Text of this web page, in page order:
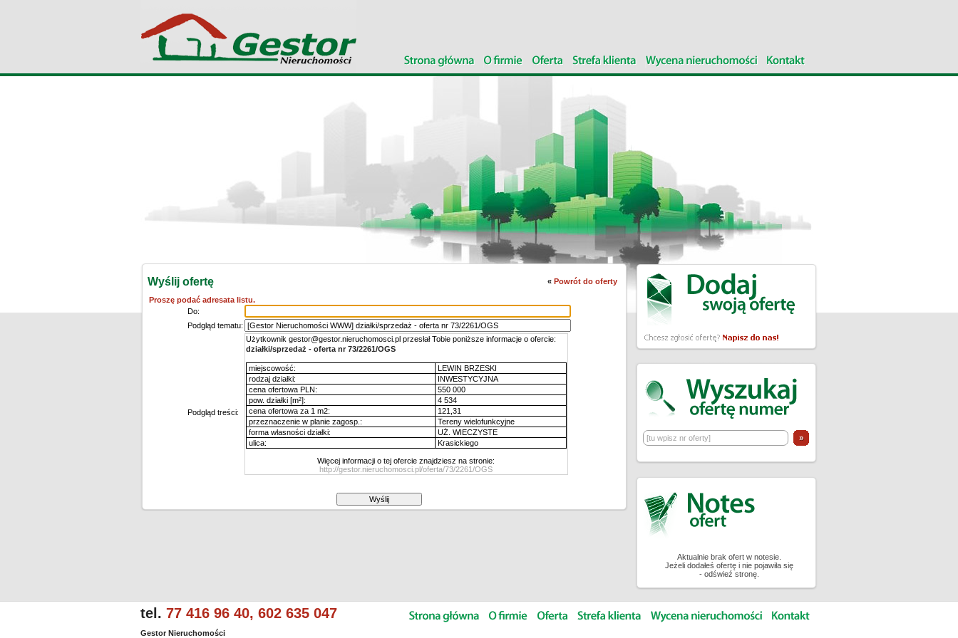
Aktualnie brak ofert w notesie.
Jeżeli dodałeś ofertę i nie pojawiła się
- odświeź stronę.
Wyślij ofertę « Powrót do oferty
Proszę podać adresata listu.
Do:
Podgląd tematu:
Podgląd treści:
Użytkownik gestor@gestor.nieruchomosci.pl przesłał Tobie poniższe informacje o ofercie:
działki/sprzedaż - oferta nr 73/2261/OGS
miejscowość:
LEWIN BRZESKI
rodzaj działki:
INWESTYCYJNA
cena ofertowa PLN:
550 000
pow. działki [m²]:
4 534
cena ofertowa za 1 m2:
121,31
przeznaczenie w planie zagosp.:
Tereny wielofunkcyjne
forma własności działki:
UŻ. WIECZYSTE
ulica:
Krasickiego
Więcej informacji o tej ofercie znajdziesz na stronie:
http://gestor.nieruchomosci.pl/oferta/73/2261/OGS
tel. 77 416 96 40, 602 635 047
Gestor Nieruchomości